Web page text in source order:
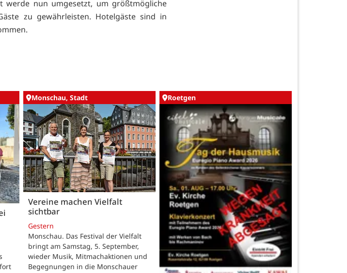
werde nun umgesetzt, um größtmögliche
zu gewährleisten. Hotelgäste sind in
Monschau, Stadt
Vereine machen Vielfalt
sichtbar
Gestern
Monschau. Das Festival der Vielfalt
bringt am Samstag, 5. September,
wieder Musik, Mitmachaktionen und
Begegnungen in die Monschauer
Roetgen